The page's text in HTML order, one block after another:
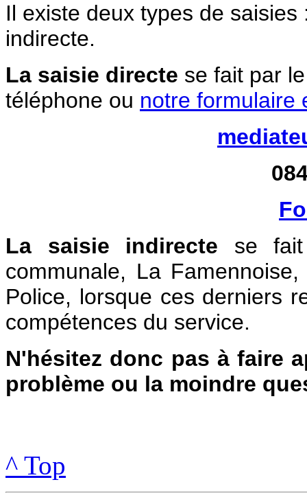
Il existe deux types de
indirecte.
La saisie directe se fait par
téléphone ou notre formulaire
La saisie indirecte se
communale, La
Police, lorsque ces derniers
compétences du service.
N'hésitez donc pas à faire
problème ou la moindre
^ Top